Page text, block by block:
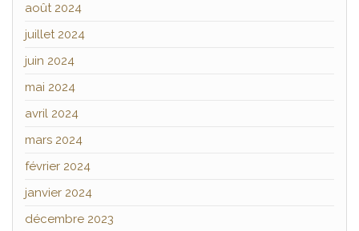
août 2024
juillet 2024
juin 2024
mai 2024
avril 2024
mars 2024
février 2024
janvier 2024
décembre 2023